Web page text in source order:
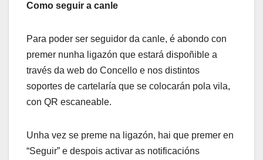
Como seguir a canle
Para poder ser seguidor da canle, é abondo con
premer nunha ligazón que estará dispoñible a
través da web do Concello e nos distintos
soportes de cartelaría que se colocarán pola vila,
con QR escaneable.
Unha vez se preme na ligazón, hai que premer en
“Seguir” e despois activar as notificacións